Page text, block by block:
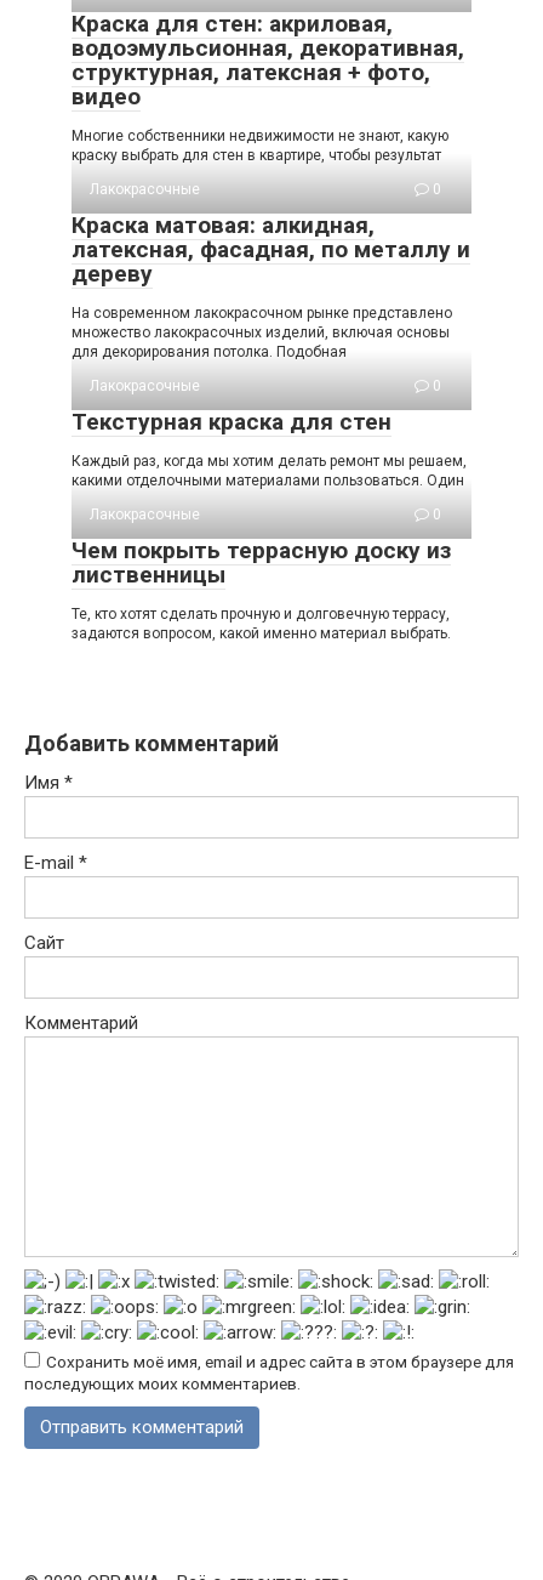
Краска для стен: акриловая,
водоэмульсионная, декоративная,
структурная, латексная + фото,
видео
Многие собственники недвижимости не знают, какую
краску выбрать для стен в квартире, чтобы результат
Лакокрасочные
0
Краска матовая: алкидная,
латексная, фасадная, по металлу и
дереву
На современном лакокрасочном рынке представлено
множество лакокрасочных изделий, включая основы
для декорирования потолка. Подобная
Лакокрасочные
0
Текстурная краска для стен
Каждый раз, когда мы хотим делать ремонт мы решаем,
какими отделочными материалами пользоваться. Один
Лакокрасочные
0
Чем покрыть террасную доску из
лиственницы
Те, кто хотят сделать прочную и долговечную террасу,
задаются вопросом, какой именно материал выбрать.
Добавить комментарий
Имя *
E-mail *
Сайт
Комментарий
Сохранить моё имя, email и адрес сайта в этом браузере для
последующих моих комментариев.